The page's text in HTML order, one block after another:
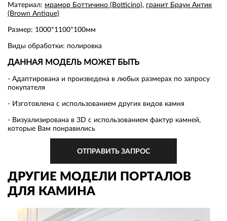
Материал: мрамор Боттичино (Botticino), гранит Браун Антик
(Brown Antique)
Размер: 1000*1100*100мм
Виды обработки: полировка
ДАННАЯ МОДЕЛЬ МОЖЕТ БЫТЬ
- Адаптирована и произведена в любых размерах по запросу
покупателя
- Изготовлена с использованием других видов камня
- Визуализирована в 3D с использованием фактур камней,
которые Вам понравились
ОТПРАВИТЬ ЗАПРОС
ДРУГИЕ МОДЕЛИ ПОРТАЛОВ
ДЛЯ КАМИНА